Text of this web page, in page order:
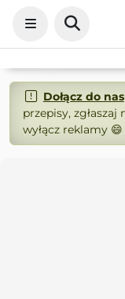
Dołącz do nas
przepisy,
wyłącz reklamy 😄